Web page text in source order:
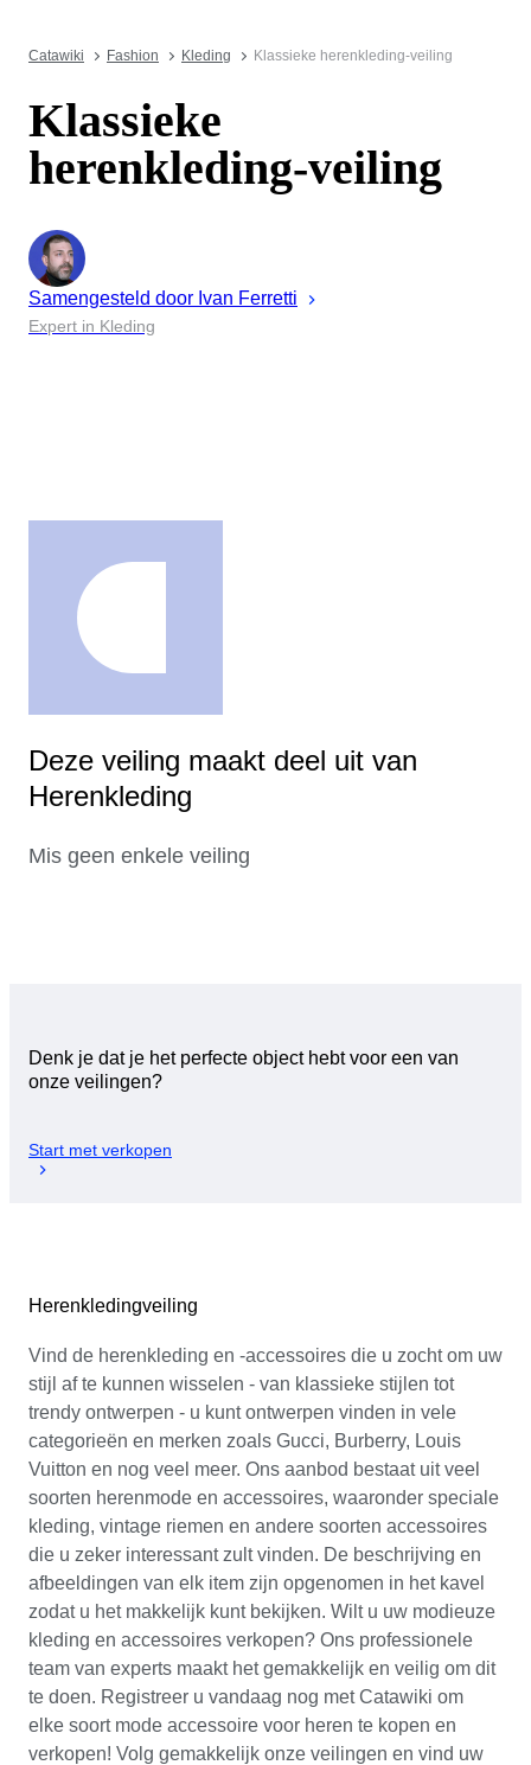
Catawiki Fashion Kleding Klassieke herenkleding-veiling
Klassieke
herenkleding-veiling
Samengesteld door Ivan Ferretti
Expert in Kleding
Deze veiling maakt deel uit van
Herenkleding
Mis geen enkele veiling
Denk je dat je het perfecte object hebt voor een van
onze veilingen?
Start met verkopen
Herenkledingveiling
Vind de herenkleding en -accessoires die u zocht om uw
stijl af te kunnen wisselen - van klassieke stijlen tot
trendy ontwerpen - u kunt ontwerpen vinden in vele
categorieën en merken zoals Gucci, Burberry, Louis
Vuitton en nog veel meer. Ons aanbod bestaat uit veel
soorten herenmode en accessoires, waaronder speciale
kleding, vintage riemen en andere soorten accessoires
die u zeker interessant zult vinden. De beschrijving en
afbeeldingen van elk item zijn opgenomen in het kavel
zodat u het makkelijk kunt bekijken. Wilt u uw modieuze
kleding en accessoires verkopen? Ons professionele
team van experts maakt het gemakkelijk en veilig om dit
te doen. Registreer u vandaag nog met Catawiki om
elke soort mode accessoire voor heren te kopen en
verkopen! Volg gemakkelijk onze veilingen en vind uw